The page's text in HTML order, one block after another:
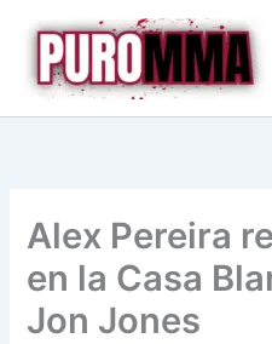
contenido
Alex Pereira
en la Casa
Jon Jones